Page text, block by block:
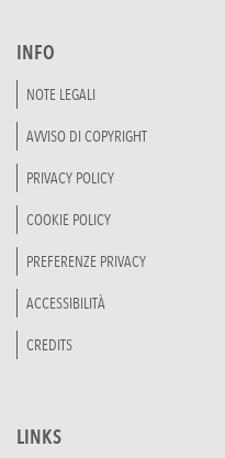
INFO
NOTE LEGALI
AVVISO DI COPYRIGHT
PRIVACY POLICY
COOKIE POLICY
PREFERENZE PRIVACY
ACCESSIBILITÀ
CREDITS
LINKS